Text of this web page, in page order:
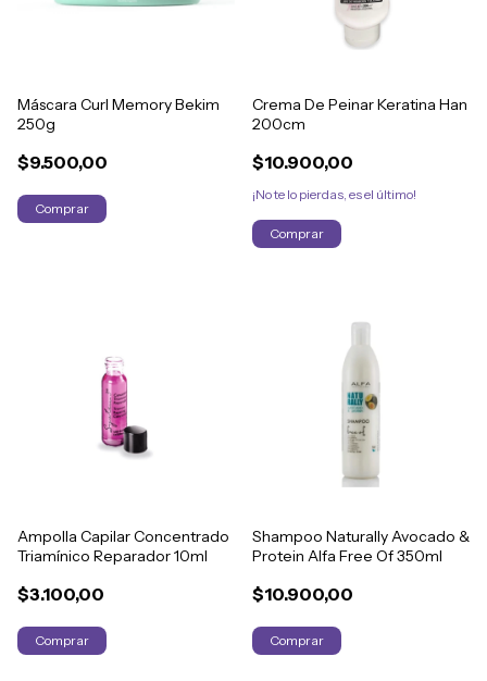
Máscara Curl Memory Bekim
250g
$9.500,00
Crema De Peinar Keratina Han
200cm
$10.900,00
¡No te lo pierdas, es el último!
Ampolla Capilar Concentrado
Triamínico Reparador 10ml
$3.100,00
Shampoo Naturally Avocado &
Protein Alfa Free Of 350ml
$10.900,00